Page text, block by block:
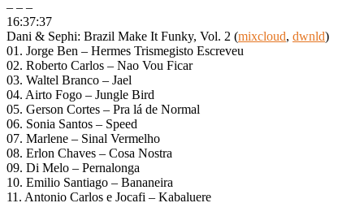
– – –
16:37:37
Dani & Sephi: Brazil Make It Funky, Vol. 2 (mixcloud, dwnld)
01. Jorge Ben – Hermes Trismegisto Escreveu
02. Roberto Carlos – Nao Vou Ficar
03. Waltel Branco – Jael
04. Airto Fogo – Jungle Bird
05. Gerson Cortes – Pra lá de Normal
06. Sonia Santos – Speed
07. Marlene – Sinal Vermelho
08. Erlon Chaves – Cosa Nostra
09. Di Melo – Pernalonga
10. Emilio Santiago – Bananeira
11. Antonio Carlos e Jocafi – Kabaluere